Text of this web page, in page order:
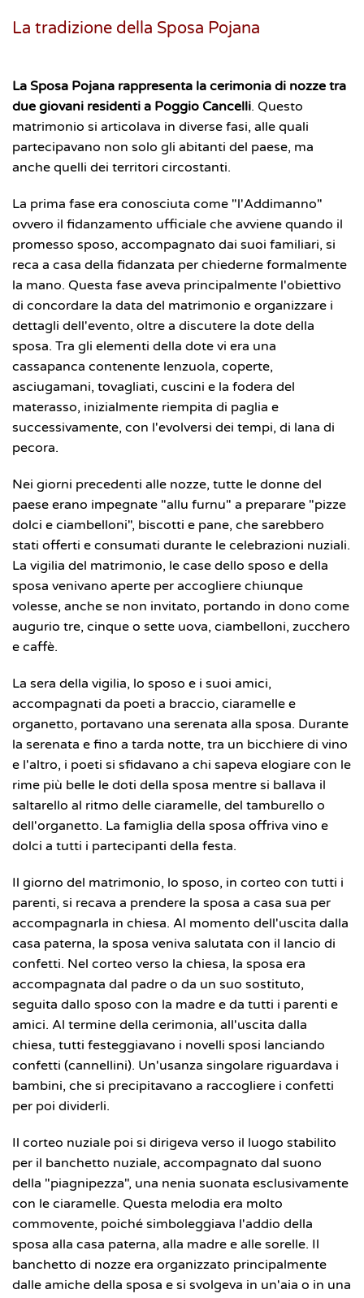
La tradizione della Sposa Pojana
La Sposa Pojana rappresenta la cerimonia di nozze tra
due giovani residenti a Poggio Cancelli. Questo
matrimonio si articolava in diverse fasi, alle quali
partecipavano non solo gli abitanti del paese, ma
anche quelli dei territori circostanti.
La prima fase era conosciuta come "l'Addimanno"
ovvero il fidanzamento ufficiale che avviene quando il
promesso sposo, accompagnato dai suoi familiari, si
reca a casa della fidanzata per chiederne formalmente
la mano. Questa fase aveva principalmente l'obiettivo
di concordare la data del matrimonio e organizzare i
dettagli dell'evento, oltre a discutere la dote della
sposa. Tra gli elementi della dote vi era una
cassapanca contenente lenzuola, coperte,
asciugamani, tovagliati, cuscini e la fodera del
materasso, inizialmente riempita di paglia e
successivamente, con l'evolversi dei tempi, di lana di
pecora.
Nei giorni precedenti alle nozze, tutte le donne del
paese erano impegnate "allu furnu" a preparare "pizze
dolci e ciambelloni", biscotti e pane, che sarebbero
stati offerti e consumati durante le celebrazioni nuziali.
La vigilia del matrimonio, le case dello sposo e della
sposa venivano aperte per accogliere chiunque
volesse, anche se non invitato, portando in dono come
augurio tre, cinque o sette uova, ciambelloni, zucchero
e caffè.
La sera della vigilia, lo sposo e i suoi amici,
accompagnati da poeti a braccio, ciaramelle e
organetto, portavano una serenata alla sposa. Durante
la serenata e fino a tarda notte, tra un bicchiere di vino
e l'altro, i poeti si sfidavano a chi sapeva elogiare con le
rime più belle le doti della sposa mentre si ballava il
saltarello al ritmo delle ciaramelle, del tamburello o
dell'organetto. La famiglia della sposa offriva vino e
dolci a tutti i partecipanti della festa.
Il giorno del matrimonio, lo sposo, in corteo con tutti i
parenti, si recava a prendere la sposa a casa sua per
accompagnarla in chiesa. Al momento dell'uscita dalla
casa paterna, la sposa veniva salutata con il lancio di
confetti. Nel corteo verso la chiesa, la sposa era
accompagnata dal padre o da un suo sostituto,
seguita dallo sposo con la madre e da tutti i parenti e
amici. Al termine della cerimonia, all'uscita dalla
chiesa, tutti festeggiavano i novelli sposi lanciando
confetti (cannellini). Un'usanza singolare riguardava i
bambini, che si precipitavano a raccogliere i confetti
per poi dividerli.
Il corteo nuziale poi si dirigeva verso il luogo stabilito
per il banchetto nuziale, accompagnato dal suono
della "piagnipezza", una nenia suonata esclusivamente
con le ciaramelle. Questa melodia era molto
commovente, poiché simboleggiava l'addio della
sposa alla casa paterna, alla madre e alle sorelle. Il
banchetto di nozze era organizzato principalmente
dalle amiche della sposa e si svolgeva in un'aia o in una